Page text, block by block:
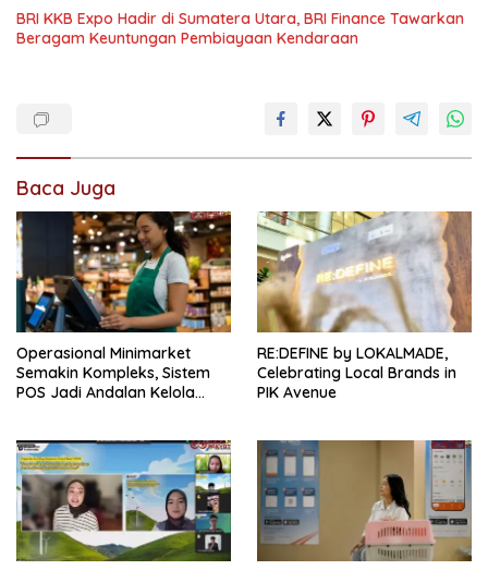
BRI KKB Expo Hadir di Sumatera Utara, BRI Finance Tawarkan
Beragam Keuntungan Pembiayaan Kendaraan
Baca Juga
Operasional Minimarket
Semakin Kompleks, Sistem
POS Jadi Andalan Kelola
RE:DEFINE by LOKALMADE,
Celebrating Local Brands in
PIK Avenue